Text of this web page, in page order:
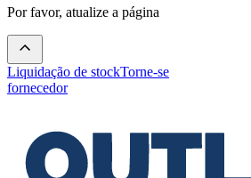
Por favor, atualize a página
Liquidação de stockTorne-se
fornecedor